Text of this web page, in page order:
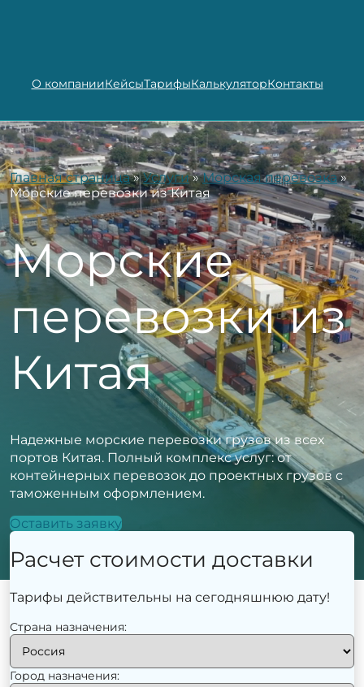
О компанииКейсыТарифыКалькуляторКонтакты
Главная страница»Услуги»Морская перевозка»
Морские перевозки из Китая
Морские
перевозки из
Китая
Надежные морские перевозки грузов из всех
портов Китая. Полный комплекс услуг: от
контейнерных перевозок до проектных грузов с
таможенным оформлением.
Оставить заявку
Расчет стоимости доставки
Тарифы действительны на сегодняшнюю дату!
Страна назначения:
Город назначения: